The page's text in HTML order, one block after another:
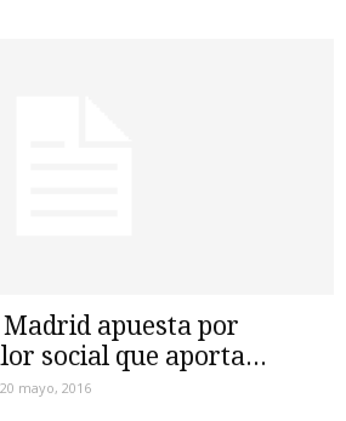
apuesta por
social que aporta...
20 mayo, 2016